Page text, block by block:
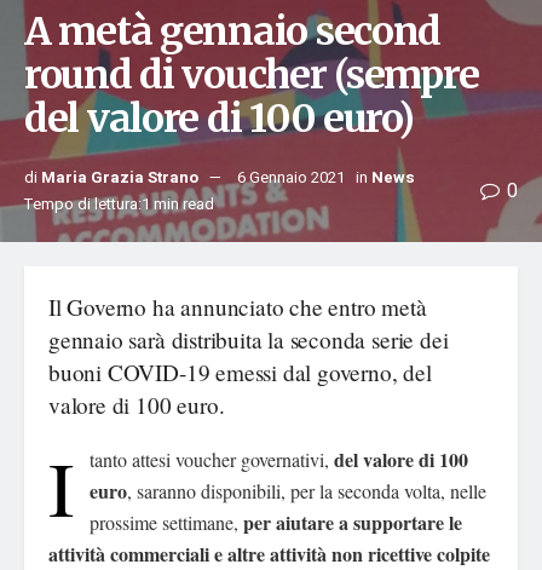
A metà gennaio second
round di voucher (sempre
del valore di 100 euro)
di Maria Grazia Strano 6 Gennaio 2021 in News
Tempo di lettura:1 min read
0
Il Governo ha annunciato che entro metà
gennaio sarà distribuita la seconda serie dei
buoni COVID-19 emessi dal governo, del
valore di 100 euro.
I tanto attesi voucher governativi, del valore di 100
euro, saranno disponibili, per la seconda volta, nelle
prossime settimane, per aiutare a supportare le
attività commerciali e altre attività non ricettive colpite